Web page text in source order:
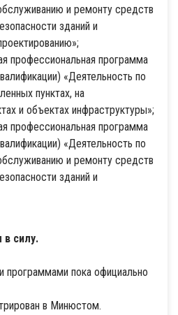
и ремонту средств
зданий и
профессиональная программа
«Деятельность по
пунктах, на
и объектах инфраструктуры»;
профессиональная программа
«Деятельность по
и ремонту средств
зданий и
в силу.
программами пока официально
в Минюстом.